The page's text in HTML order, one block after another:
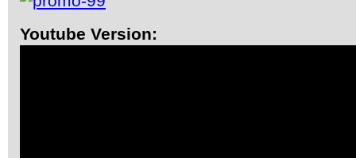
Youtube Version: